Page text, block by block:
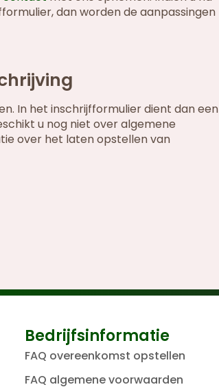
dan worden de aanpassingen
In het inschrijfformulier dient dan een
u nog niet over algemene
over het laten opstellen van
Bedrijfsinformatie
FAQ overeenkomst opstellen
FAQ algemene voorwaarden